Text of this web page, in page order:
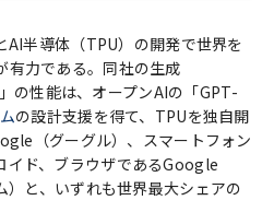
AI半導体（TPU）の開発で世界を
有力である。同社の生成
の性能は、オープンAIの「GPT-
の設計支援を得て、TPUを独自開
（グーグル）、スマートフォン
イド、ブラウザであるGoogle
と、いずれも世界最大シェアの